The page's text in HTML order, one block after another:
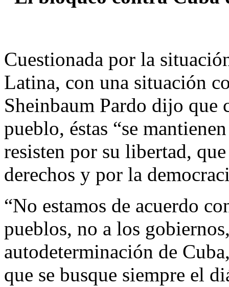
Cuestionada por la
Latina, con una situación
Sheinbaum Pardo dijo que
pueblo, éstas “se
resisten por su libertad,
derechos y por la
“No estamos de acuerdo
pueblos, no a los
autodeterminación de
que se busque siempre el